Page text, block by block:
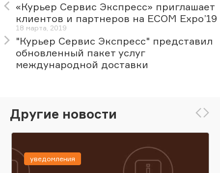
«Курьер Сервис Экспресс» приглашает
клиентов и партнеров на ECOM Expo’19
18 марта, 2019
"Курьер Сервис Экспресс" представил
обновленный пакет услуг
международной доставки
Другие новости
уведомления